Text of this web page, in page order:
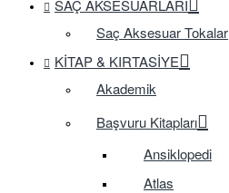
SAÇ AKSESUARLARI
Saç Aksesuar Tokalar
KITAP & KIRTASIYE
Akademik
Başvuru Kitapları
Ansiklopedi
Atlas